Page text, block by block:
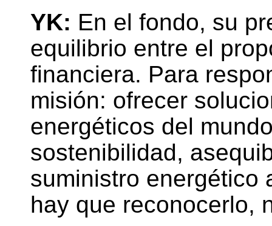
YK: En el fondo, su
equilibrio entre el
financiera. Para
misión: ofrecer
energéticos del
sostenibilidad,
suministro energético
hay que reconocerlo,